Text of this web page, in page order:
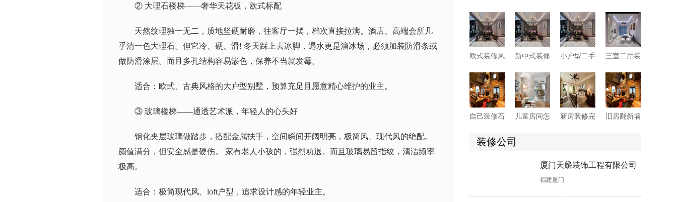
② 大理石楼梯——奢华天花板，欧式标配
天然纹理独一无二，质地坚硬耐磨，往客厅一摆，档次直接拉满。酒店、高端会所几
乎清一色大理石。但它冷、硬、滑! 冬天踩上去冰脚，遇水更是溜冰场，必须加装防滑条或
做防滑涂层。而且多孔结构容易渗色，保养不当就发霉。
适合：欧式、古典风格的大户型别墅，预算充足且愿意精心维护的业主。
③ 玻璃楼梯——通透艺术派，年轻人的心头好
钢化夹层玻璃做踏步，搭配金属扶手，空间瞬间开阔明亮，极简风、现代风的绝配。
颜值满分，但安全感是硬伤。 家有老人小孩的，强烈劝退。而且玻璃易留指纹，清洁频率
极高。
适合：极简现代风、loft户型，追求设计感的年轻业主。
欧式装修风
要注意的？
新中式装修
合传统与现
代元素?
小户型二手
房?二手房
收房注意事
项须知
三室二厅装
哪些防水施
工细节?这6
点先看一看
自己装修石
装?两大方
儿童房间怎
些软装技巧
新房装修完
旧房翻新墙
案!
意事项?这
老房子翻新
省钱?这些
洗手间装修
防水?具体
入这些软装
装修公司
厦门天麟装饰工程有限公司
福建厦门